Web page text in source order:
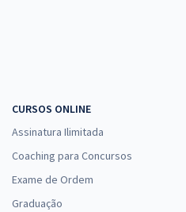
CURSOS ONLINE
Assinatura Ilimitada
Coaching para Concursos
Exame de Ordem
Graduação